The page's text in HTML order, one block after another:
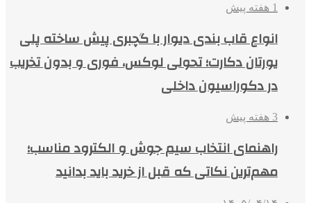
1 هفته پیش
انواع قاب بندی دیوار با گچبری پیش ساخته پلی
یورتان دکارت؛ تحولی لوکس، فوری و بدون تخریب
در دکوراسیون داخلی
3 هفته پیش
راهنمای انتخاب سیم جوش و الکترود مناسب؛
مهم‌ترین نکاتی که قبل از خرید باید بدانید